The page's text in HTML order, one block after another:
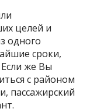
целей и
одного
сроки,
же Вы
с районом
пассажирский